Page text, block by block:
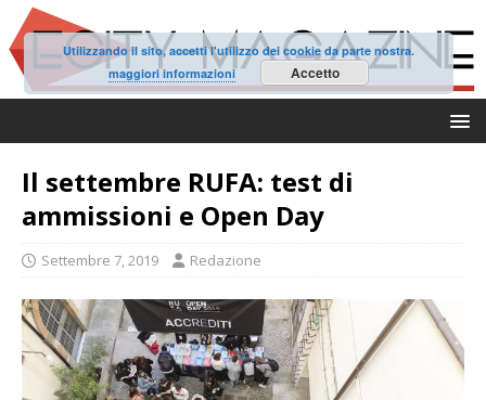
Il settembre RUFA: test di
ammissioni e Open Day
Settembre 7, 2019 Redazione
Utilizzando il sito, accetti l'utilizzo dei cookie da parte nostra.
maggiori informazioni
Accetto